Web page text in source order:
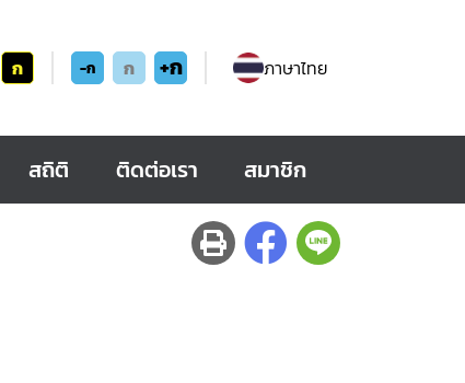
ก -ก ก +ก ภาษาไทย
สถิติ ติดต่อเรา สมาชิก